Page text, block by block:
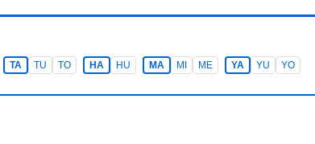
TA TU TO HA HU MA MI ME YA YU YO